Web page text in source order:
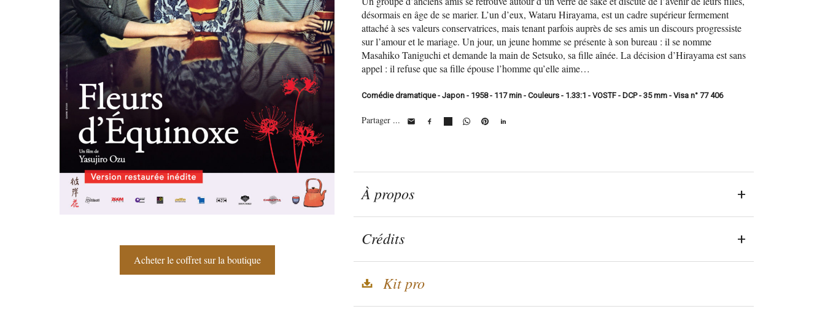
Acheter le coffret sur la boutique
désormais en âge de se marier. L’un d’eux, Wataru Hirayama, est un cadre supérieur fermement
attaché à ses valeurs conservatrices, mais tenant parfois auprès de ses amis un discours progressiste
sur l’amour et le mariage. Un jour, un jeune homme se présente à son bureau : il se nomme
Masahiko Taniguchi et demande la main de Setsuko, sa fille aînée. La décision d’Hirayama est sans
appel : il refuse que sa fille épouse l’homme qu’elle aime…
Comédie dramatique - Japon - 1958 - 117 min - Couleurs - 1.33:1 - VOSTF - DCP - 35 mm - Visa n° 77 406
Partager ...
À propos
Crédits
Kit pro